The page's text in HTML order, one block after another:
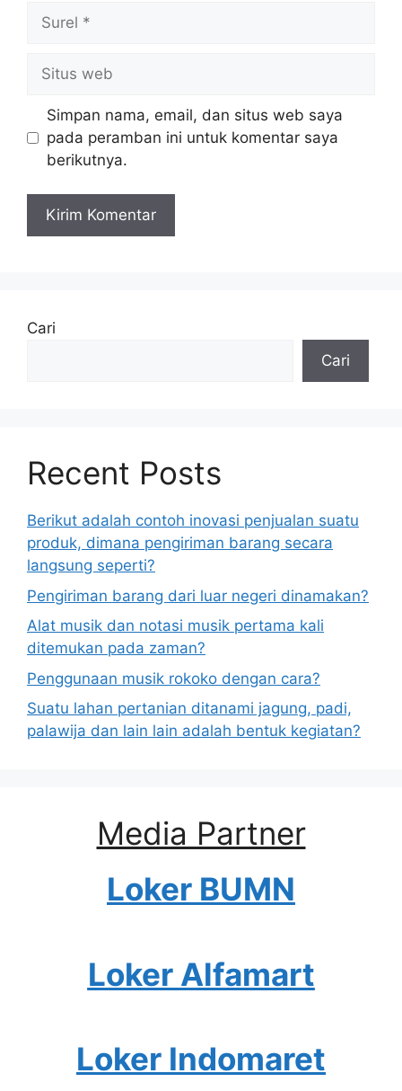
web
Simpan nama, email, dan situs web saya
pada peramban ini untuk komentar saya
berikutnya.
Cari
Cari
Recent Posts
Berikut adalah contoh inovasi penjualan suatu
produk, dimana pengiriman barang secara
langsung seperti?
Pengiriman barang dari luar negeri dinamakan?
Alat musik dan notasi musik pertama kali
ditemukan pada zaman?
Penggunaan musik rokoko dengan cara?
Suatu lahan pertanian ditanami jagung, padi,
palawija dan lain lain adalah bentuk kegiatan?
Media Partner
Loker BUMN
Loker Alfamart
Loker Indomaret